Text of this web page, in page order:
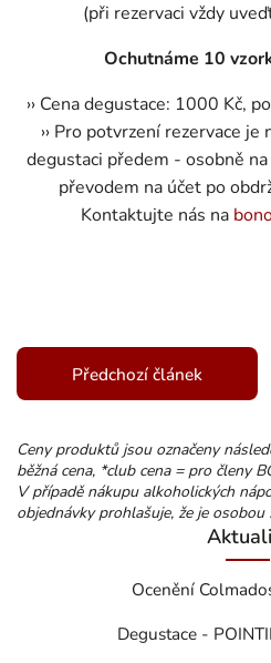
(při rezervaci vždy
Ochutnáme 10
›› Cena degustace: 1000 Kč,
›› Pro potvrzení rezervace
degustaci předem - osobně na
převodem na účet po
Kontaktujte nás na
Předchozí článek
Ceny produktů jsou označeny
běžná cena, *club cena = pro členy
V případě nákupu alkoholických
objednávky prohlašuje, že je
Ocenění
Degustace -